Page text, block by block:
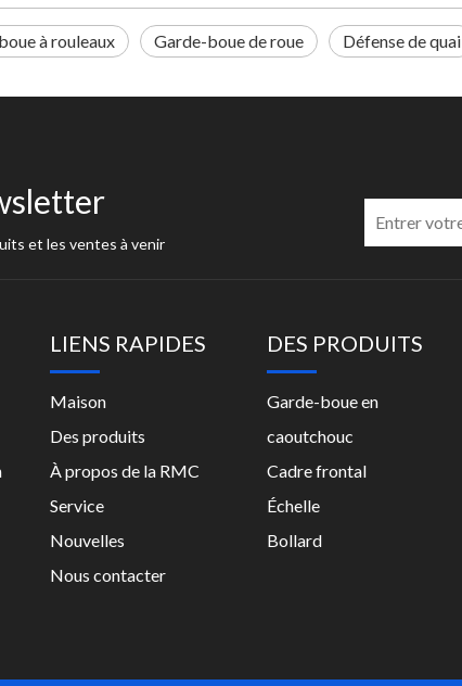
à rouleaux Garde-boue de roue Défense de quai
et les ventes à venir
LIENS RAPIDES
Maison
Des produits
À propos de la RMC
Service
Nouvelles
Nous contacter
DES PRODUITS
Garde-boue en
caoutchouc
Cadre frontal
Échelle
Bollard